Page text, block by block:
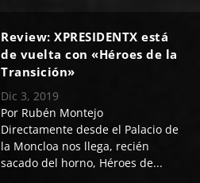
Review: XPRESIDENTX está
de vuelta con «Héroes de la
Transición»
Dic 3, 2019
Por Rubén Montejo
Directamente desde el Palacio de
la Moncloa nos llega, recién
sacado del horno, Héroes de...